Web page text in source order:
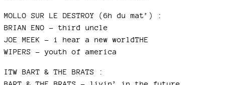
MOLLO SUR LE DESTROY (6h du mat’) :
BRIAN ENO - third uncle
JOE MEEK - i hear a new worldTHE
WIPERS - youth of america
ITW BART & THE BRATS :